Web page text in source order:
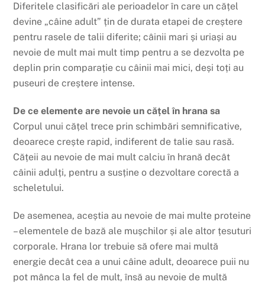
Diferitele clasificări ale perioadelor în care un cățel
devine „câine adult” țin de durata etapei de creștere
pentru rasele de talii diferite; câinii mari și uriași au
nevoie de mult mai mult timp pentru a se dezvolta pe
deplin prin comparație cu câinii mai mici, deși toți au
puseuri de creștere intense.
De ce elemente are nevoie un cățel în hrana sa
Corpul unui cățel trece prin schimbări semnificative,
deoarece crește rapid, indiferent de talie sau rasă.
Cățeii au nevoie de mai mult calciu în hrană decât
câinii adulți, pentru a susține o dezvoltare corectă a
scheletului.
De asemenea, aceștia au nevoie de mai multe proteine
– elementele de bază ale mușchilor și ale altor țesuturi
corporale. Hrana lor trebuie să ofere mai multă
energie decât cea a unui câine adult, deoarece puii nu
pot mânca la fel de mult, însă au nevoie de multă